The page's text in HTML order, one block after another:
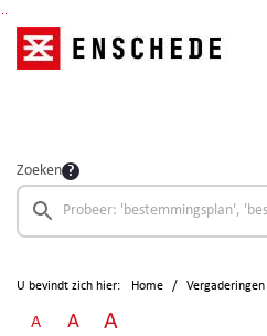
Zoeken
U bevindt zich hier: Home Vergaderingen
A A A